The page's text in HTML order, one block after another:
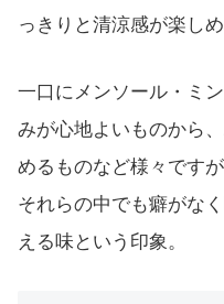
っきりと清涼感が楽し
一口にメンソール・ミ
みが心地よいものから
めるものなど様々です
それらの中でも癖がな
える味という印象。